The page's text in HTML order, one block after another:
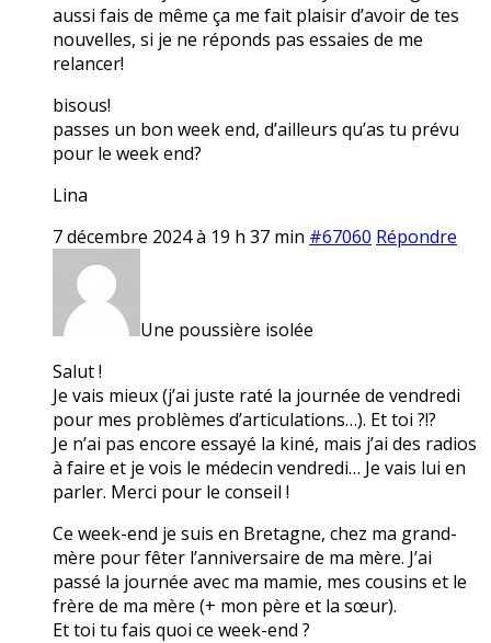
aussi fais de même ça me fait plaisir d’avoir de tes
nouvelles, si je ne réponds pas essaies de me
relancer!
bisous!
passes un bon week end, d’ailleurs qu’as tu prévu
pour le week end?
Lina
7 décembre 2024 à 19 h 37 min #67060 Répondre
Une poussière isolée
Salut !
Je vais mieux (j’ai juste raté la journée de vendredi
pour mes problèmes d’articulations…). Et toi ?!?
Je n’ai pas encore essayé la kiné, mais j’ai des radios
à faire et je vois le médecin vendredi… Je vais lui en
parler. Merci pour le conseil !
Ce week-end je suis en Bretagne, chez ma grand-
mère pour fêter l’anniversaire de ma mère. J’ai
passé la journée avec ma mamie, mes cousins et le
frère de ma mère (+ mon père et la sœur).
Et toi tu fais quoi ce week-end ?